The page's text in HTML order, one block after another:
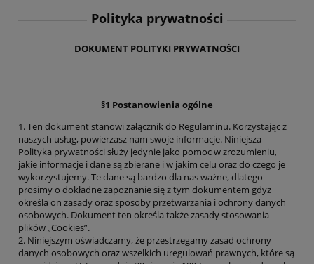
Polityka prywatności
DOKUMENT POLITYKI PRYWATNOŚCI
§1 Postanowienia ogólne
1. Ten dokument stanowi załącznik do Regulaminu. Korzystając z
naszych usług, powierzasz nam swoje informacje. Niniejsza
Polityka prywatności służy jedynie jako pomoc w zrozumieniu,
jakie informacje i dane są zbierane i w jakim celu oraz do czego je
wykorzystujemy. Te dane są bardzo dla nas ważne, dlatego
prosimy o dokładne zapoznanie się z tym dokumentem gdyż
określa on zasady oraz sposoby przetwarzania i ochrony danych
osobowych. Dokument ten określa także zasady stosowania
plików „Cookies”.
2. Niniejszym oświadczamy, że przestrzegamy zasad ochrony
danych osobowych oraz wszelkich uregulowań prawnych, które są